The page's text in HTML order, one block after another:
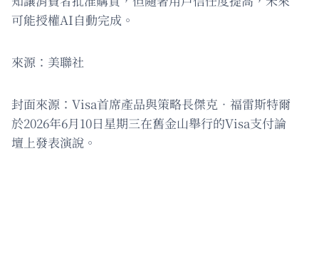
可能授權AI自動完成。
來源：美聯社
封面來源：Visa首席產品與策略長傑克‧福雷斯特爾
於2026年6月10日星期三在舊金山舉行的Visa支付論
壇上發表演說。